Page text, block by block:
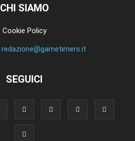
CHI SIAMO
Cookie Policy
redazione@gametimers.it
SEGUICI